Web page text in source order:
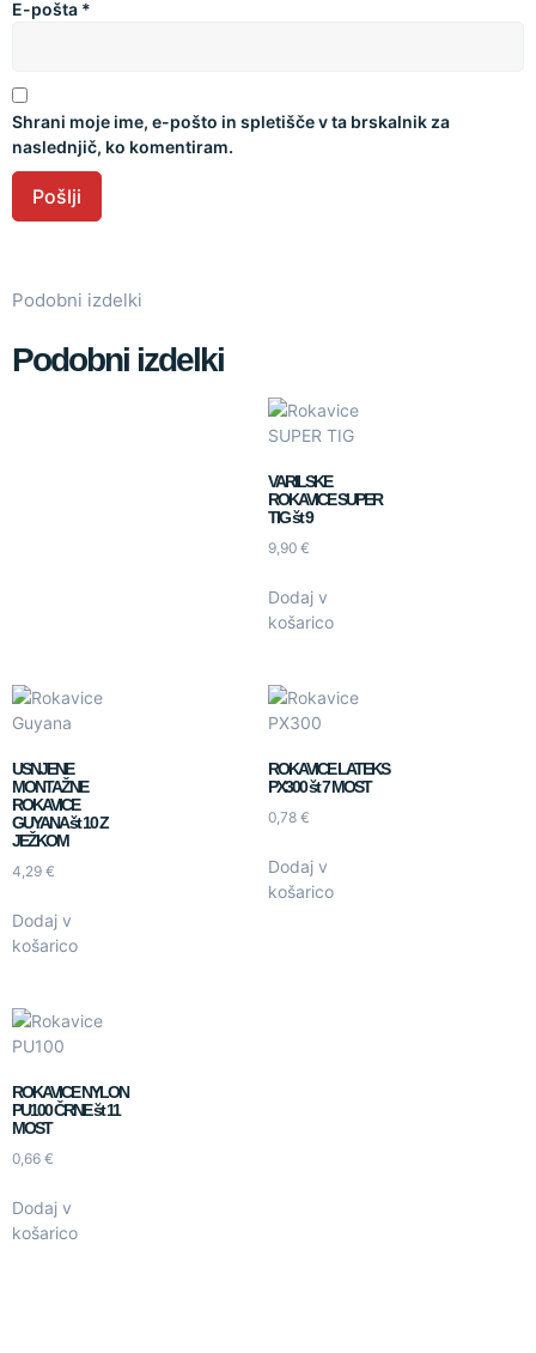
E-pošta *
Shrani moje ime, e-pošto in spletišče v ta brskalnik za
naslednjič, ko komentiram.
Podobni izdelki
Podobni izdelki
VARILSKE
ROKAVICE SUPER
TIG št 9
9,90 €
Dodaj v
košarico
USNJENE
MONTAŽNE
ROKAVICE
GUYANA št 10 Z
JEŽKOM
4,29 €
Dodaj v
košarico
ROKAVICE LATEKS
PX300 št 7 MOST
0,78 €
Dodaj v
košarico
ROKAVICE NYLON
PU100 ČRNE št 11
MOST
0,66 €
Dodaj v
košarico